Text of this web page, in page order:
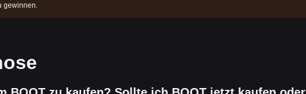
gewinnen.